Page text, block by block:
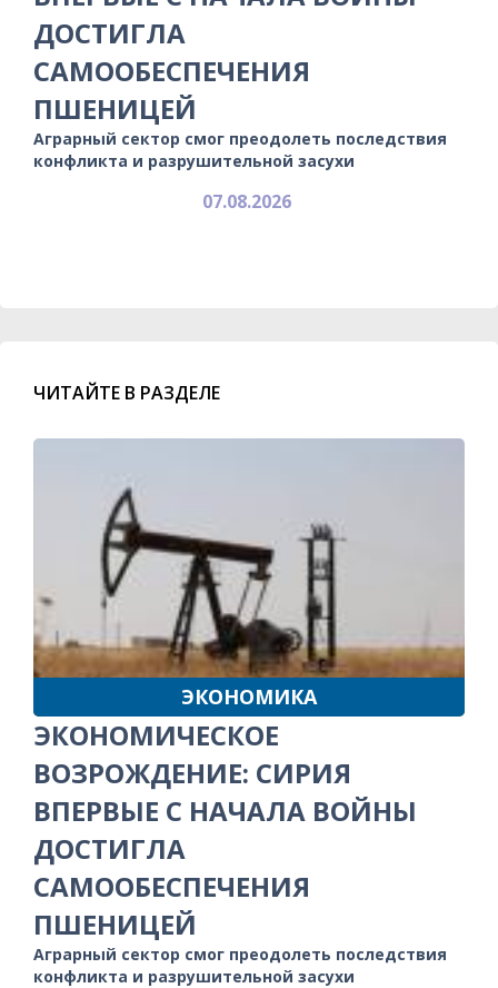
ДОСТИГЛА
САМООБЕСПЕЧЕНИЯ
ПШЕНИЦЕЙ
Аграрный сектор смог преодолеть последствия
конфликта и разрушительной засухи
07.08.2026
ЧИТАЙТЕ В РАЗДЕЛЕ
ЭКОНОМИКА
ЭКОНОМИЧЕСКОЕ
ВОЗРОЖДЕНИЕ: СИРИЯ
ВПЕРВЫЕ С НАЧАЛА ВОЙНЫ
ДОСТИГЛА
САМООБЕСПЕЧЕНИЯ
ПШЕНИЦЕЙ
Аграрный сектор смог преодолеть последствия
конфликта и разрушительной засухи